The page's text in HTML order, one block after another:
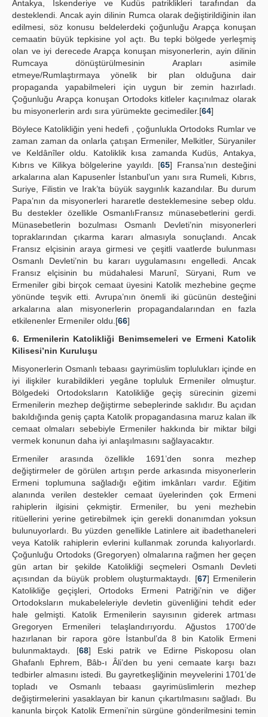
Antakya, İskenderiye ve Kudüs patriklikleri tarafından da
desteklendi. Ancak ayin dilinin Rumca olarak değiştirildiğinin ilan
edilmesi, söz konusu beldelerdeki çoğunluğu Arapça konuşan
cemaatin büyük tepkisine yol açtı. Bu tepki bölgede yerleşmiş
olan ve iyi derecede Arapça konuşan misyonerlerin, ayin dilinin
Rumcaya dönüştürülmesinin Arapları asimile
etmeye/Rumlaştırmaya yönelik bir plan olduğuna dair
propaganda yapabilmeleri için uygun bir zemin hazırladı.
Çoğunluğu Arapça konuşan Ortodoks kitleler kaçınılmaz olarak
bu misyonerlerin ardı sıra yürümekte gecimediler.[64]
Böylece Katolikliğin yeni hedefi , çoğunlukla Ortodoks Rumlar ve
zaman zaman da onlarla çatışan Ermeniler, Melkitler, Süryaniler
ve Keldânîler oldu. Katoliklik kısa zamanda Kudüs, Antakya,
Kıbrıs ve Kilikya bölgelerine yayıldı. [65] Fransa’nın desteğini
arkalarına alan Kapusenler İstanbul’un yanı sıra Rumeli, Kıbrıs,
Suriye, Filistin ve Irak’ta büyük saygınlık kazandılar. Bu durum
Papa’nın da misyonerleri hararetle desteklemesine sebep oldu.
Bu destekler özellikle OsmanlıFransız münasebetlerini gerdi.
Münasebetlerin bozulması Osmanlı Devleti’nin misyonerleri
topraklarından çıkarma kararı almasıyla sonuçlandı. Ancak
Fransız elçisinin araya girmesi ve çeşitli vaatlerde bulunması
Osmanlı Devleti’nin bu kararı uygulamasını engelledi. Ancak
Fransız elçisinin bu müdahalesi Marunî, Süryani, Rum ve
Ermeniler gibi birçok cemaat üyesini Katolik mezhebine geçme
yönünde teşvik etti. Avrupa’nın önemli iki gücünün desteğini
arkalarına alan misyonerlerin propagandalarından en fazla
etkilenenler Ermeniler oldu.[66]
6. Ermenilerin Katolikliği Benimsemeleri ve Ermeni Katolik
Kilisesi’nin Kuruluşu
Misyonerlerin Osmanlı tebaası gayrimüslim toplulukları içinde en
iyi ilişkiler kurabildikleri yegâne topluluk Ermeniler olmuştur.
Bölgedeki Ortodoksların Katolikliğe geçiş sürecinin gizemi
Ermenilerin mezhep değiştirme sebeplerinde saklıdır. Bu açıdan
bakıldığında geniş çapta Katolik propagandasına maruz kalan ilk
cemaat olmaları sebebiyle Ermeniler hakkında bir miktar bilgi
vermek konunun daha iyi anlaşılmasını sağlayacaktır.
Ermeniler arasında özellikle 1691’den sonra mezhep
değiştirmeler de görülen artışın perde arkasında misyonerlerin
Ermeni toplumuna sağladığı eğitim imkânları vardır. Eğitim
alanında verilen destekler cemaat üyelerinden çok Ermeni
rahiplerin ilgisini çekmiştir. Ermeniler, bu yeni mezhebin
ritüellerini yerine getirebilmek için gerekli donanımdan yoksun
bulunuyorlardı. Bu yüzden genellikle Latinlere ait ibadethaneleri
veya Katolik rahiplerin evlerini kullanmak zorunda kalıyorlardı.
Çoğunluğu Ortodoks (Gregoryen) olmalarına rağmen her geçen
gün artan bir şekilde Katolikliği seçmeleri Osmanlı Devleti
açısından da büyük problem oluşturmaktaydı. [67] Ermenilerin
Katolikliğe geçişleri, Ortodoks Ermeni Patriği’nin ve diğer
Ortodoksların mukabeleleriyle devletin güvenliğini tehdit eder
hale gelmişti. Katolik Ermenilerin sayısının giderek artması
Gregoryen Ermenileri telaşlandırıyordu. Ağustos 1700’de
hazırlanan bir rapora göre İstanbul’da 8 bin Katolik Ermeni
bulunmaktaydı. [68] Eski patrik ve Edirne Piskoposu olan
Ghafanlı Ephrem, Bâb-ı Âli’den bu yeni cemaate karşı bazı
tedbirler almasını istedi. Bu gayretkeşliğinin meyvelerini 1701’de
topladı ve Osmanlı tebaası gayrimüslimlerin mezhep
değiştirmelerini yasaklayan bir kanun çıkartılmasını sağladı. Bu
kanunla birçok Katolik Ermeni’nin sürgüne gönderilmesini temin